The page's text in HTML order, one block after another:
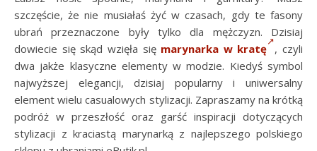
szczęście, że nie musiałaś żyć w czasach, gdy te fasony
ubrań przeznaczone były tylko dla mężczyzn. Dzisiaj
dowiecie się skąd wzięła się marynarka w kratę , czyli
dwa jakże klasyczne elementy w modzie. Kiedyś symbol
najwyższej elegancji, dzisiaj popularny i uniwersalny
element wielu casualowych stylizacji. Zapraszamy na krótką
podróż w przeszłość oraz garść inspiracji dotyczących
stylizacji z kraciastą marynarką z najlepszego polskiego